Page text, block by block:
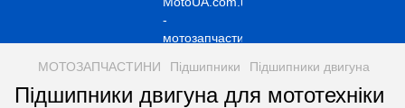
МОТОЗАПЧАСТИНИ Підшипники Підшипники двигуна
Підшипники двигуна для мототехніки